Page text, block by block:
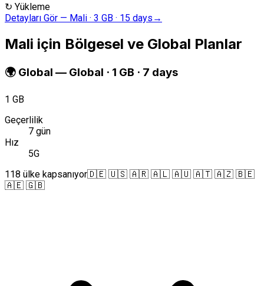
↻ Yükleme
Detayları Gör — Mali · 3 GB · 15 days →
Mali için Bölgesel ve Global Planlar
🌍 Global — Global · 1 GB · 7 days
1 GB
Geçerlilik
7 gün
Hız
5G
118 ülke kapsanıyor🇩🇪 🇺🇸 🇦🇷 🇦🇱 🇦🇺 🇦🇹 🇦🇿 🇧🇪
🇦🇪 🇬🇧